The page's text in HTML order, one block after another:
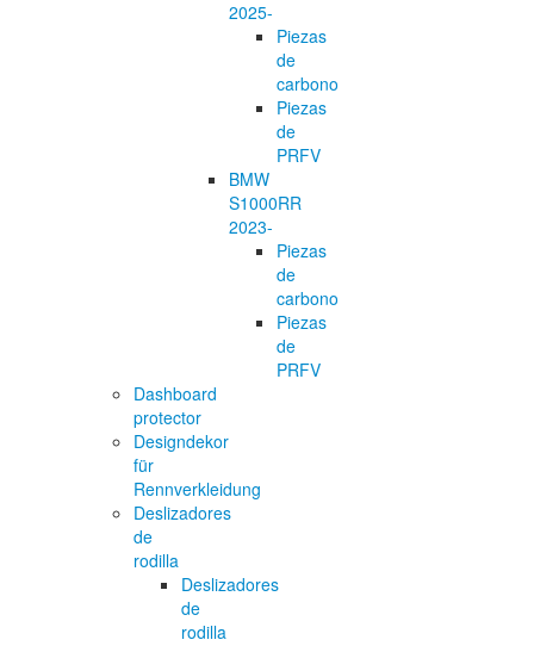
2025-
Piezas
de
carbono
Piezas
de
PRFV
BMW
S1000RR
2023-
Piezas
de
carbono
Piezas
de
PRFV
Dashboard
protector
Designdekor
für
Rennverkleidung
Deslizadores
de
rodilla
Deslizadores
de
rodilla